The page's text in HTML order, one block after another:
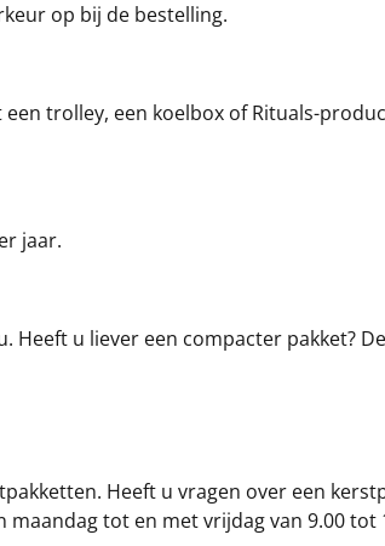
op bij de bestelling.
trolley, een koelbox of Rituals-
jaar.
Heeft u liever een compacter pakket? De
Heeft u vragen over een
tot en met vrijdag van 9.00 tot